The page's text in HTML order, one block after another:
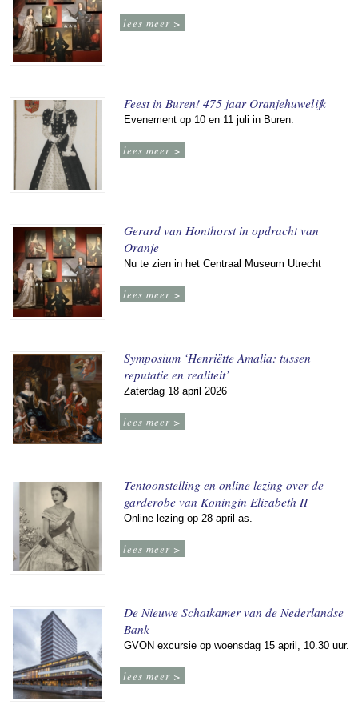
lees meer >
Feest in Buren! 475 jaar Oranjehuwelijk
Evenement op 10 en 11 juli in Buren.
lees meer >
Gerard van Honthorst in opdracht van
Oranje
Nu te zien in het Centraal Museum Utrecht
lees meer >
Symposium ‘Henriëtte Amalia: tussen
reputatie en realiteit’
Zaterdag 18 april 2026
lees meer >
Tentoonstelling en online lezing over de
garderobe van Koningin Elizabeth II
Online lezing op 28 april as.
lees meer >
De Nieuwe Schatkamer van de Nederlandse
Bank
GVON excursie op woensdag 15 april, 10.30 uur.
lees meer >